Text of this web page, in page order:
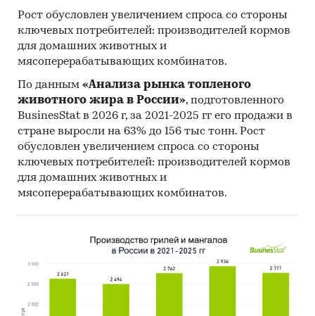
Рост обусловлен увеличением спроса со стороны
ключевых потребителей: производителей кормов
для домашних животных и
мясоперерабатывающих комбинатов.
По данным «Анализа рынка топленого
животного жира в России», подготовленного
BusinesStat в 2026 г, за 2021-2025 гг его продажи в
стране выросли на 63% до 156 тыс тонн. Рост
обусловлен увеличением спроса со стороны
ключевых потребителей: производителей кормов
для домашних животных и
мясоперерабатывающих комбинатов.